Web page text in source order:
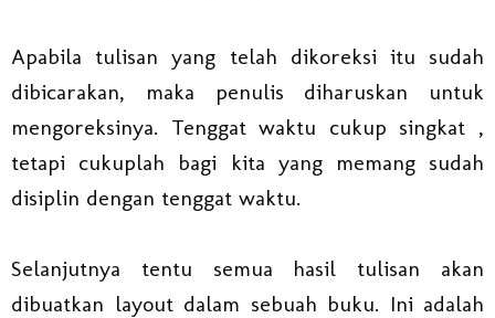
Apabila tulisan yang telah dikoreksi itu sudah
dibicarakan, maka penulis diharuskan untuk
mengoreksinya. Tenggat waktu cukup singkat ,
tetapi cukuplah bagi kita yang memang sudah
disiplin dengan tenggat waktu.
Selanjutnya tentu semua hasil tulisan akan
dibuatkan layout dalam sebuah buku. Ini adalah